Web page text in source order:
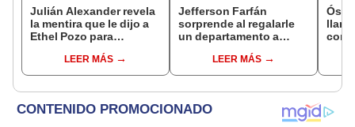
Julián Alexander revela
la mentira que le dijo a
Ethel Pozo para
hubiéramos salido”
LEER MÁS
Jefferson Farfán
sorprende al regalarle
un departamento a
fútbol: "Lo hago de
corazón"
LEER MÁS